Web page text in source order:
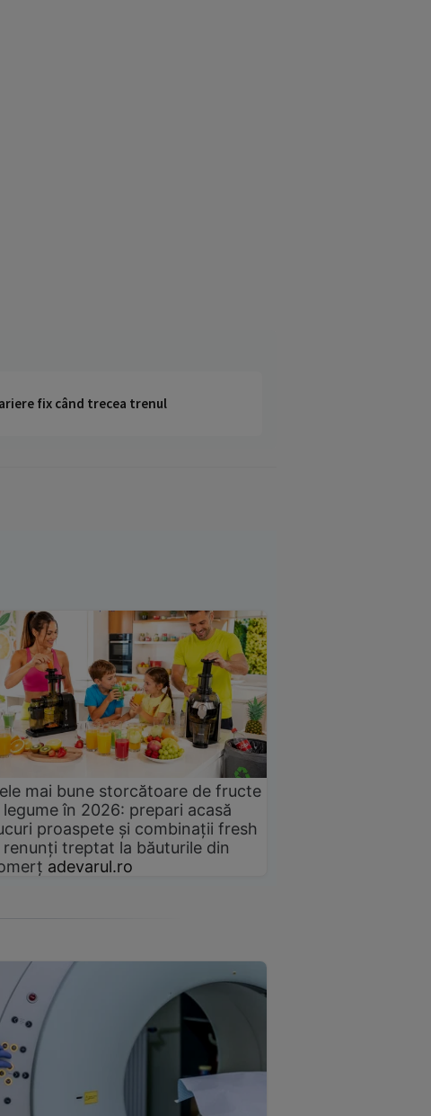
fix când trecea trenul
mai bune storcătoare de fructe
legume în 2026: prepari acasă
proaspete și combinații fresh
renunți treptat la băuturile din
adevarul.ro